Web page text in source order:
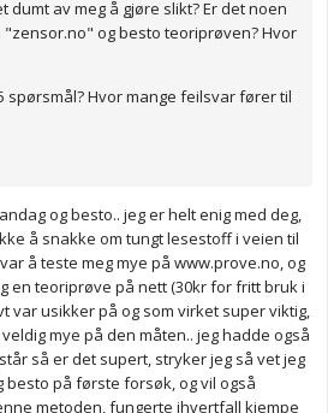
dumt av meg å gjøre slikt? Er det noen
"zensor.no" og besto teoriprøven? Hvor
spørsmål? Hvor mange feilsvar fører til
og besto.. jeg er helt enig med deg,
å snakke om tungt lesestoff i veien til
å teste meg mye på www.prove.no, og
en teoriprøve på nett (30kr for fritt bruk i
var usikker på og som virket super viktig,
mye på den måten.. jeg hadde også
så er det supert, stryker jeg så vet jeg
besto på første forsøk, og vil også
metoden, fungerte ihvertfall kjempe